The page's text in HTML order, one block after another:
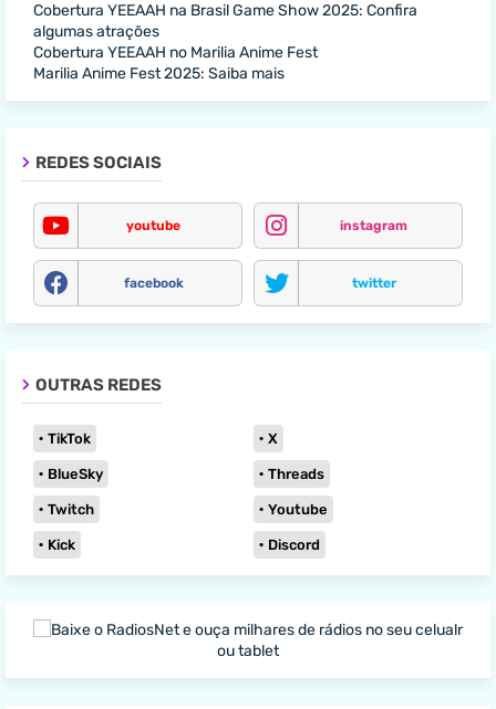
Cobertura YEEAAH na Brasil Game Show 2025: Confira
algumas atrações
Cobertura YEEAAH no Marilia Anime Fest
Marilia Anime Fest 2025: Saiba mais
REDES SOCIAIS
youtube instagram
facebook twitter
OUTRAS REDES
TikTok X
BlueSky Threads
Twitch Youtube
Kick Discord